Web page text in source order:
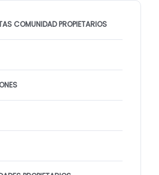
COMUNIDAD PROPIETARIOS